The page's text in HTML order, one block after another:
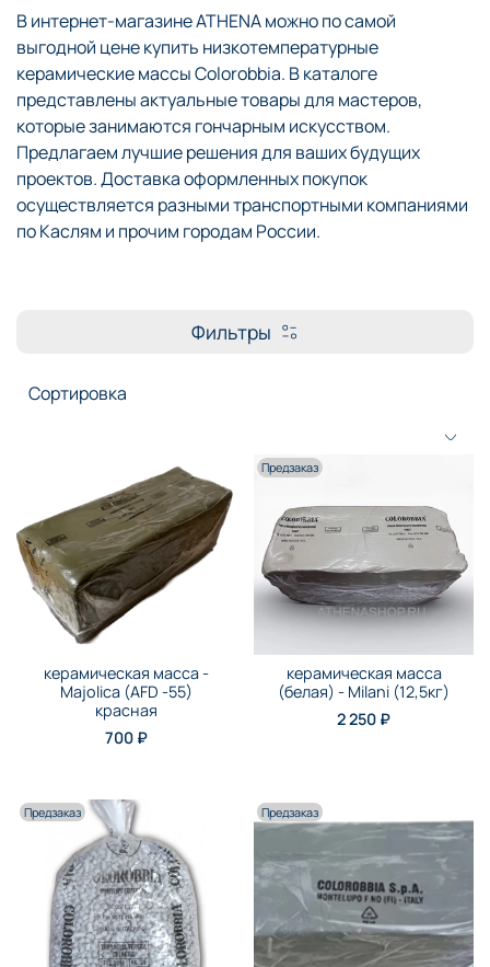
В интернет-магазине ATHENA можно по самой
выгодной цене купить низкотемпературные
керамические массы Colorobbia. В каталоге
представлены актуальные товары для мастеров,
которые занимаются гончарным искусством.
Предлагаем лучшие решения для ваших будущих
проектов. Доставка оформленных покупок
осуществляется разными транспортными компаниями
по Каслям и прочим городам России.
Фильтры
керамическая масса -
Majolica (AFD -55)
красная
700 ₽
Предзаказ
керамическая масса
(белая) - Milani (12,5кг)
2 250 ₽
Предзаказ Предзаказ